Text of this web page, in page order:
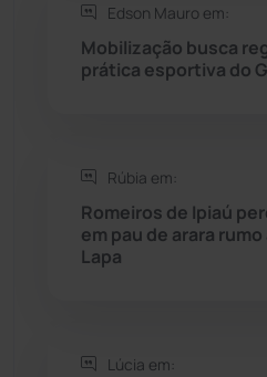
Saúde
Seabra
Sítio do Mato
Sudoeste Baiano
Edson Mauro em:
Mobilização busca
prática esportiva do
Rúbia em:
Romeiros de Ipiaú
em pau de arara
Lapa
Lúcia em: